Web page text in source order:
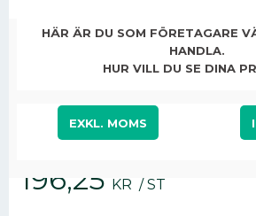
196,25 KR /ST
HÄR ÄR DU SOM FÖRETAGARE
HANDLA.
HUR VILL DU SE DINA
EXKL. MOMS